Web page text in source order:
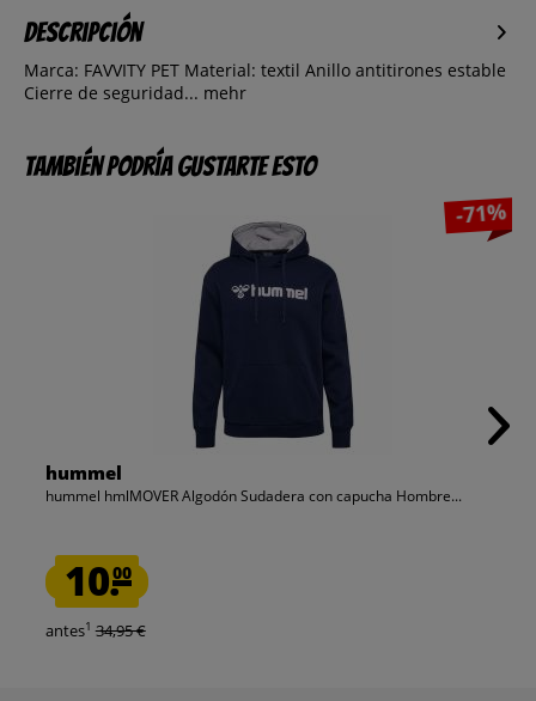
Descripción
Marca: FAVVITY PET Material: textil Anillo antitirones estable
Cierre de seguridad... mehr
También podría gustarte esto
-71%
hummel
hummel hmlMOVER Algodón Sudadera con capucha Hombre...
10.00
antes1 34,95 €